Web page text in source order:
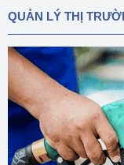
QUẢN LÝ THỊ